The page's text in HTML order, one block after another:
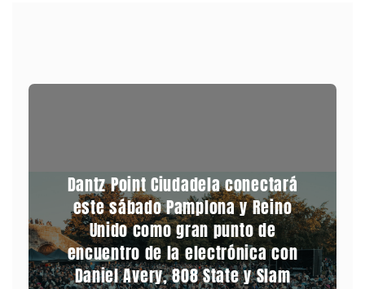
Dantz Point Ciudadela conectará
este sábado Pamplona y Reino
Unido como gran punto de
encuentro de la electrónica con
Daniel Avery, 808 State y Slam